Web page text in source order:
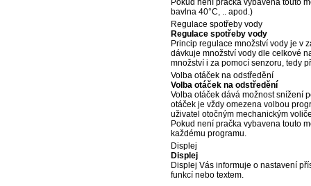
Pokud není pračka vybavena touto
bavlna 40°C, .. apod.)
Regulace spotřeby vody
Regulace spotřeby vody
Princip regulace množství vody je v
dávkuje množství vody dle celkové
množství i za pomocí senzoru, tedy
Volba otáček na odstředění
Volba otáček na odstředění
Volba otáček dává možnost snížení
otáček je vždy omezena volbou
uživatel otočným mechanickým
Pokud není pračka vybavena touto
každému programu.
Displej
Displej
Displej Vás informuje o nastavení
funkcí nebo textem.